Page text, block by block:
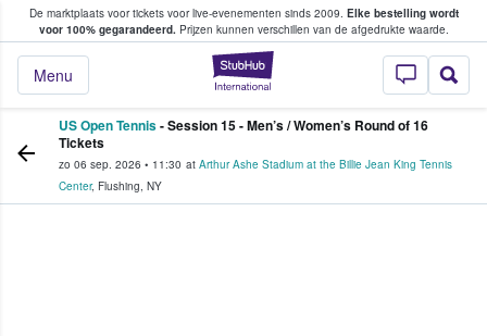
De marktplaats voor tickets voor live-evenementen sinds 2009. Elke bestelling wordt
voor 100% gegarandeerd.Prijzen kunnen verschillen van de afgedrukte waarde.
StubHub: waar
Menu
tickets kopen en verkopen
US Open Tennis- Session 15 - Men’s / Women’s Round of 16
Tickets
zo 06 sep. 2026 • 11:30 at Arthur Ashe Stadium at the Billie Jean King Tennis
Center, Flushing, NY